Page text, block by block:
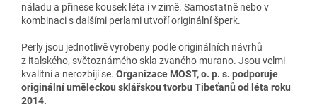
náladu a přinese kousek léta i v zimě. Samostatně nebo v
kombinaci s dalšími perlami utvoří originální šperk.
Perly jsou jednotlivě vyrobeny podle originálních návrhů
z italského, světoznámého skla zvaného murano. Jsou velmi
kvalitní a nerozbijí se. Organizace MOST, o. p. s. podporuje
originální uměleckou sklářskou tvorbu Tibeťanů od léta roku
2014.